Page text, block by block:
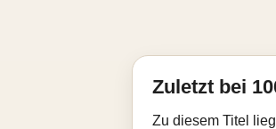
Zuletzt bei
Zu diesem Titel